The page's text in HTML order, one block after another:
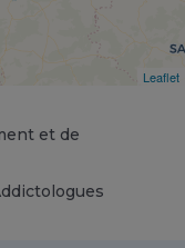
Leaflet
et de